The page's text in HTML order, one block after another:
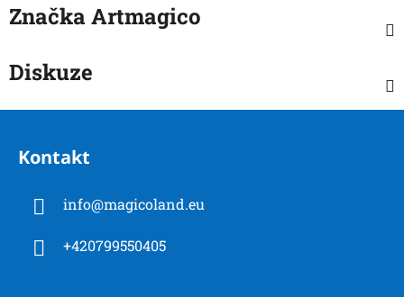
Značka Artmagico
Diskuze
Z
Kontakt
info@magicoland.eu
+420799550405